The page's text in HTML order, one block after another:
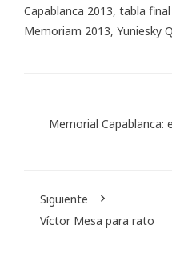
Capablanca 2013, tabla
Memoriam 2013, Yuniesky
Memorial Capablanca:
Siguiente
Víctor Mesa para rato